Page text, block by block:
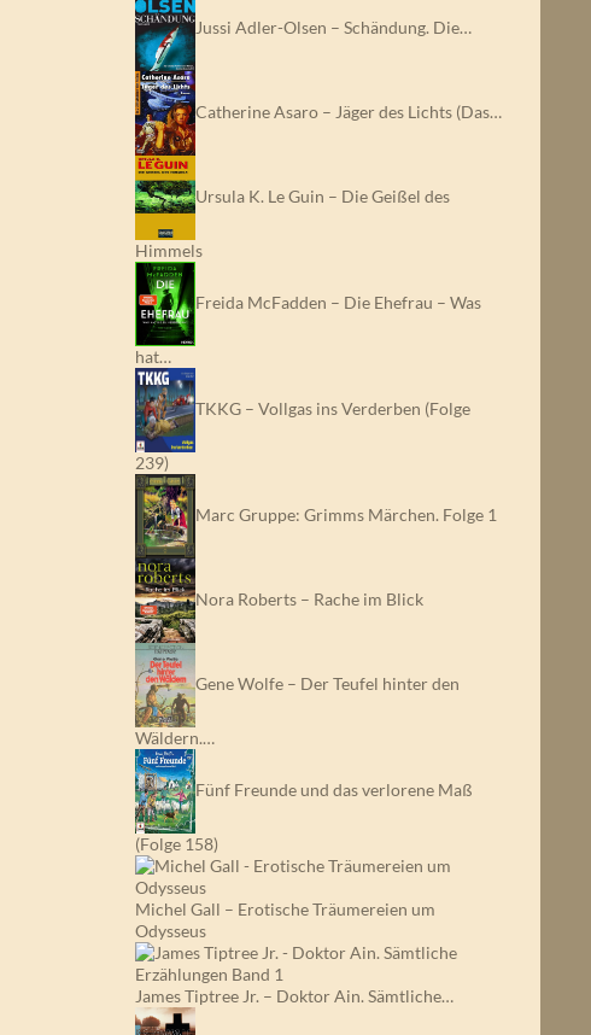
Jussi Adler-Olsen – Schändung. Die…
Catherine Asaro – Jäger des Lichts (Das…
Ursula K. Le Guin – Die Geißel des
Himmels
Freida McFadden – Die Ehefrau – Was
hat…
TKKG – Vollgas ins Verderben (Folge
239)
Marc Gruppe: Grimms Märchen. Folge 1
Nora Roberts – Rache im Blick
Gene Wolfe – Der Teufel hinter den
Wäldern.…
Fünf Freunde und das verlorene Maß
(Folge 158)
Michel Gall – Erotische Träumereien um
Odysseus
James Tiptree Jr. – Doktor Ain. Sämtliche…